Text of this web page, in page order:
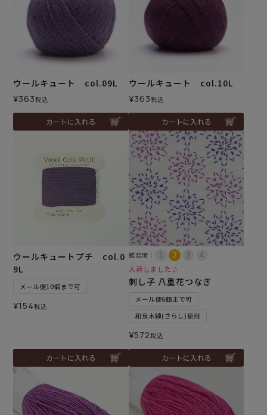
ウールキュート col.09L
¥363税込
カートに入れる
ウールキュート col.10L
¥363税込
カートに入れる
ウールキュートプチ col.0
9L
メール便10個まで可
¥154税込
カートに入れる
難易度：
入荷しました♪
刺し子 八重花つなぎ
メール便6個まで可
和泉木綿(さらし)使用
¥572税込
カートに入れる